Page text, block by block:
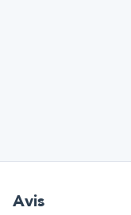
Avis